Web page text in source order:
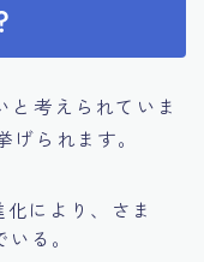
と考えられていま
られます。
化により、さま
る。